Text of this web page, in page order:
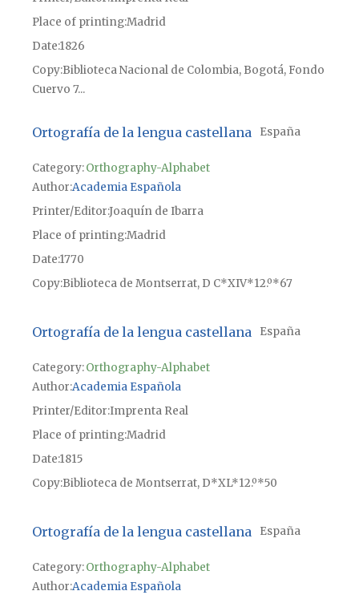
Place of printingMadrid
Date1826
CopyBiblioteca Nacional de Colombia, Bogotá, Fondo
Cuervo 7...
Ortografía de la lengua castellana España
Category:Orthography-Alphabet
Author Academia Española
Printer/EditorJoaquín de Ibarra
Place of printingMadrid
Date1770
CopyBiblioteca de Montserrat, D C*XIV*12.º*67
Ortografía de la lengua castellana España
Category:Orthography-Alphabet
Author Academia Española
Printer/Editor Imprenta Real
Place of printingMadrid
Date1815
CopyBiblioteca de Montserrat, D*XL*12.º*50
Ortografía de la lengua castellana España
Category:Orthography-Alphabet
Author Academia Española